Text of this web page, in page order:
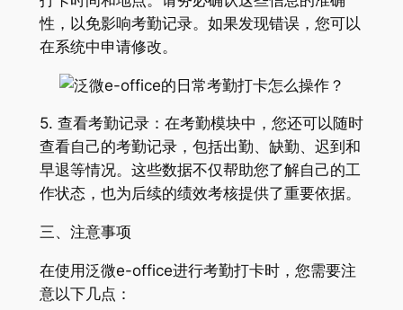
性，以免影响考勤记录。如果发现错误，您可以
在系统中申请修改。
5. 查看考勤记录：在考勤模块中，您还可以随时
查看自己的考勤记录，包括出勤、缺勤、迟到和
早退等情况。这些数据不仅帮助您了解自己的工
作状态，也为后续的绩效考核提供了重要依据。
三、注意事项
在使用泛微e-office进行考勤打卡时，您需要注
意以下几点：